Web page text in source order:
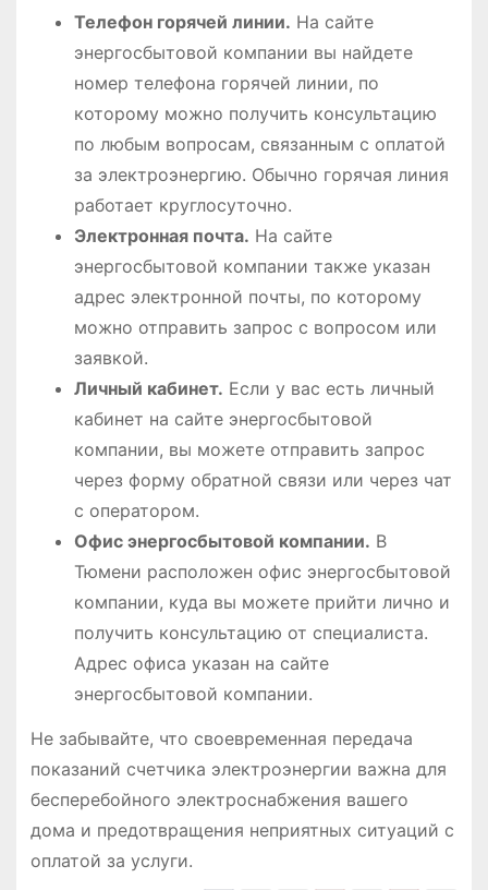
Телефон горячей линии. На сайте
энергосбытовой компании вы найдете
номер телефона горячей линии, по
которому можно получить консультацию
по любым вопросам, связанным с оплатой
за электроэнергию. Обычно горячая линия
работает круглосуточно.
Электронная почта. На сайте
энергосбытовой компании также указан
адрес электронной почты, по которому
можно отправить запрос с вопросом или
заявкой.
Личный кабинет. Если у вас есть личный
кабинет на сайте энергосбытовой
компании, вы можете отправить запрос
через форму обратной связи или через чат
с оператором.
Офис энергосбытовой компании. В
Тюмени расположен офис энергосбытовой
компании, куда вы можете прийти лично и
получить консультацию от специалиста.
Адрес офиса указан на сайте
энергосбытовой компании.
Не забывайте, что своевременная передача
показаний счетчика электроэнергии важна для
бесперебойного электроснабжения вашего
дома и предотвращения неприятных ситуаций с
оплатой за услуги.